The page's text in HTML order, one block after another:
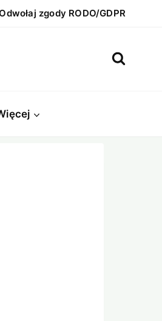
zgody RODO/GDPR